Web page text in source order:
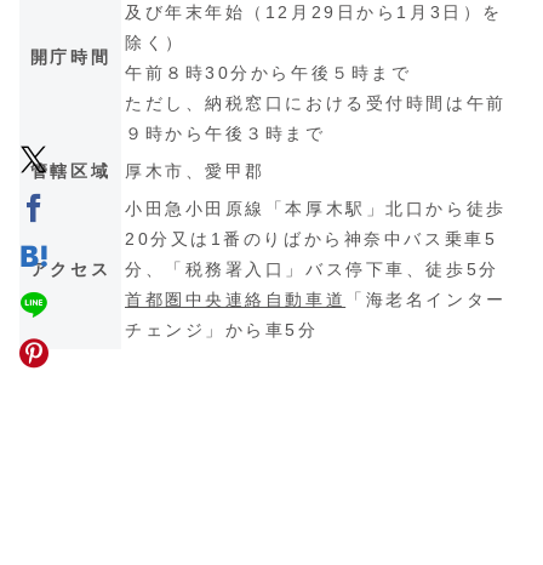
開庁時間
及び年末年始（12月29日から1月3日）を
除く）
午前８時30分から午後５時まで
ただし、納税窓口における受付時間は午前
９時から午後３時まで
管轄区域
厚木市、愛甲郡
アクセス
小田急小田原線「本厚木駅」北口から徒歩
20分又は1番のりばから神奈中バス乗車5
分、「税務署入口」バス停下車、徒歩5分
首都圏中央連絡自動車道
「海老名インター
チェンジ」から車5分